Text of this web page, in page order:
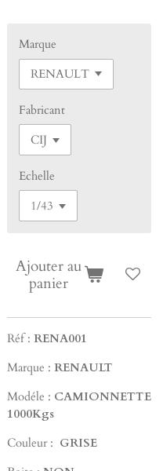
Marque
Fabricant
Echelle
Ajouter au
panier
Réf : RENA001
Marque : RENAULT
Modéle : CAMIONNETTE
1000Kgs
Couleur : GRISE